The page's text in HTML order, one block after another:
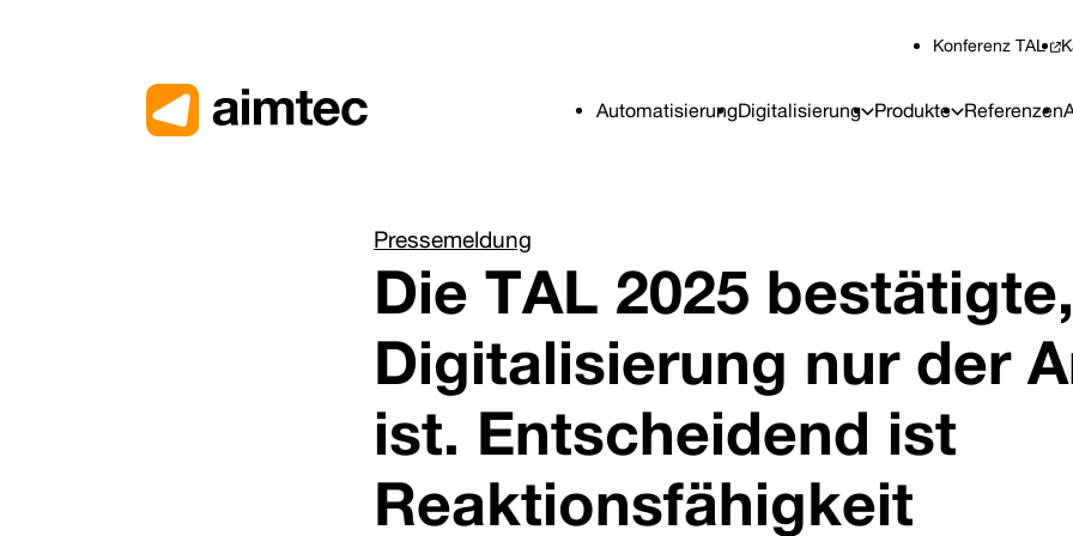
Konferenz TAL
AutomatisierungDigitalisierung Produkte Referenzen
Pressemeldung
Die TAL 2025
Digitalisierung nur der
ist. Entscheidend ist
Reaktionsfähigkeit